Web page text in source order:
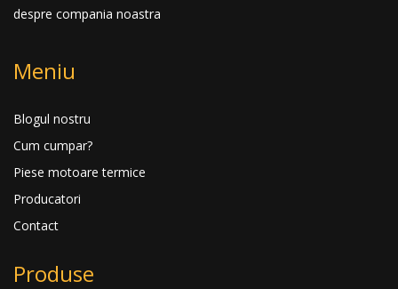
despre compania noastra
Meniu
Blogul nostru
Cum cumpar?
Piese motoare termice
Producatori
Contact
Produse